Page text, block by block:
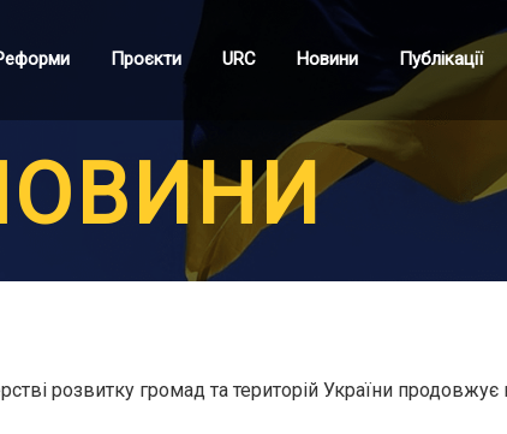
Проєкти URC Новини Публікації
розвитку громад та територій України продовжує